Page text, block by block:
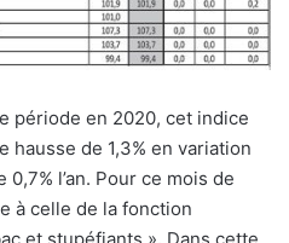
période en 2020, cet indice
de 1,3% en variation
l’an. Pour ce mois de
à celle de la fonction
et stupéfiants ». Dans cette